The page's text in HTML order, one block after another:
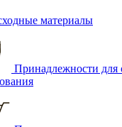
материалы
Принадлежности для